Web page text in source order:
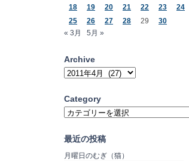
18
19 20 21 22 23
24
25
26 27 28 29
30
« 3月
5月 »
Archive
Archive
Category
Category
最近の投稿
月曜日のむぎ（猫）